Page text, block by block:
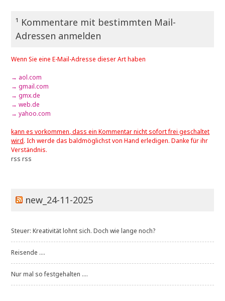
¹ Kommentare mit bestimmten Mail-
Adressen anmelden
Wenn Sie eine E-Mail-Adresse dieser Art haben
→ aol.com
→ gmail.com
→ gmx.de
→ web.de
→ yahoo.com
kann es vorkommen, dass ein Kommentar nicht sofort frei geschaltet
wird. Ich werde das baldmöglichst von Hand erledigen. Danke für ihr
Verständnis.
rss rss
new_24-11-2025
Steuer: Kreativität lohnt sich. Doch wie lange noch?
Reisende ....
Nur mal so festgehalten ....